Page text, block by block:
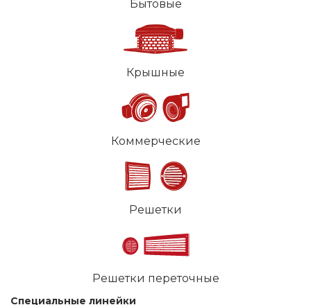
Бытовые
Крышные
Коммерческие
Решетки
Решетки переточные
Специальные линейки